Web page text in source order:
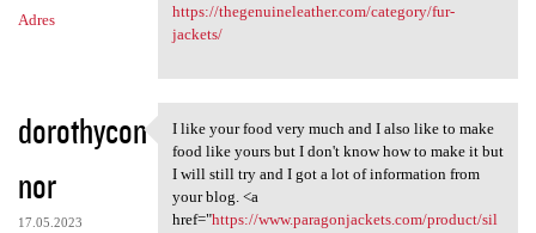
Adres
https://thegenuineleather.com/category/fur-
jackets/
dorothycon
nor
17.05.2023
I like your food very much
I like your food very much and I also like to make
food like yours but I don't know how to make it but
I will still try and I got a lot of information from
your blog. <a
href="https://www.paragonjackets.com/product/sil